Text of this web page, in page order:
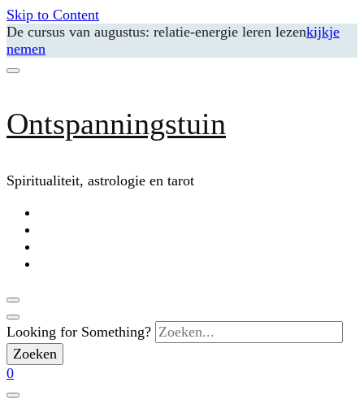
Skip to Content
De cursus van augustus: relatie-energie leren lezenkijkje
nemen
Ontspanningstuin
Spiritualiteit, astrologie en tarot
Looking for Something?
0